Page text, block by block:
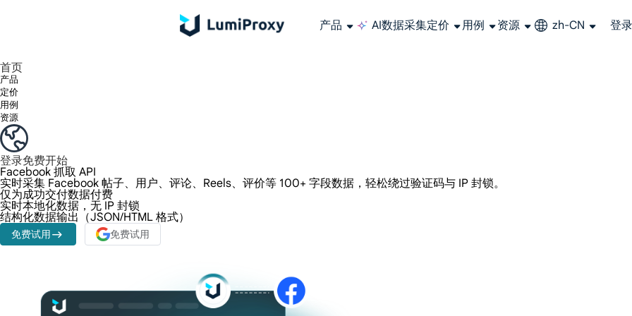
产品 AI数据采集定价 用例 资源 zh-CN 登录
首页
产品
定价
用例
资源
登录免费开始
Facebook 抓取 API
实时采集 Facebook 帖子、用户、评论、Reels、评价等 100+ 字段数据，轻松绕过验证码与 IP 封锁。
仅为成功交付数据付费
实时本地化数据，无 IP 封锁
结构化数据输出（JSON/HTML 格式）
免费试用 免费试用